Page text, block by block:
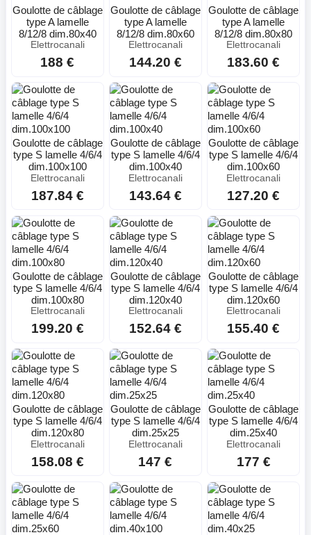
Goulotte de câblage
type A lamelle
8/12/8 dim.80x40
Elettrocanali
188 €
Goulotte de câblage
type A lamelle
8/12/8 dim.80x60
Elettrocanali
144.20 €
Goulotte de câblage
type A lamelle
8/12/8 dim.80x80
Elettrocanali
183.60 €
Goulotte de câblage
type S lamelle 4/6/4
dim.100x100
Elettrocanali
187.84 €
Goulotte de câblage
type S lamelle 4/6/4
dim.100x40
Elettrocanali
143.64 €
Goulotte de câblage
type S lamelle 4/6/4
dim.100x60
Elettrocanali
127.20 €
Goulotte de câblage
type S lamelle 4/6/4
dim.100x80
Elettrocanali
199.20 €
Goulotte de câblage
type S lamelle 4/6/4
dim.120x40
Elettrocanali
152.64 €
Goulotte de câblage
type S lamelle 4/6/4
dim.120x60
Elettrocanali
155.40 €
Goulotte de câblage
type S lamelle 4/6/4
dim.120x80
Elettrocanali
158.08 €
Goulotte de câblage
type S lamelle 4/6/4
dim.25x25
Elettrocanali
147 €
Goulotte de câblage
type S lamelle 4/6/4
dim.25x40
Elettrocanali
177 €